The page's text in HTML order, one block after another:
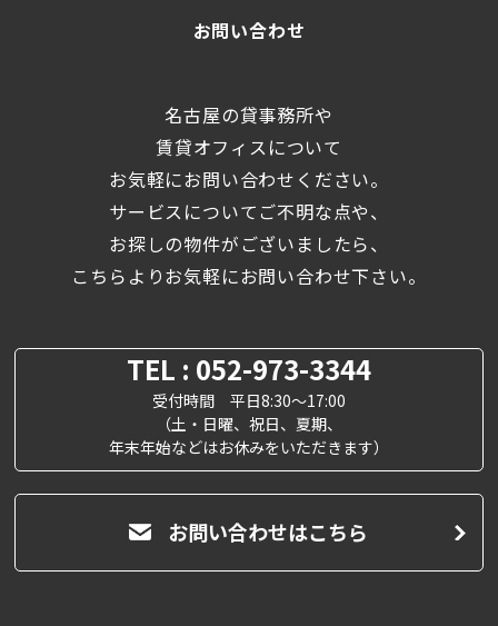
お問い合わせ
名古屋の貸事務所や
賃貸オフィスについて
お気軽にお問い合わせください。
サービスについてご不明な点や、
お探しの物件がございましたら、
こちらよりお気軽にお問い合わせ下さい。
TEL : 052-973-3344
受付時間 平日8:30～17:00
（土・日曜、祝日、夏期、
年末年始などはお休みをいただきます）
お問い合わせはこちら